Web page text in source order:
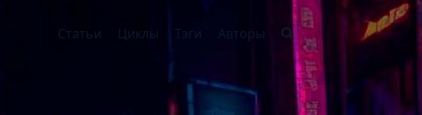
Статьи Циклы Тэги Авторы